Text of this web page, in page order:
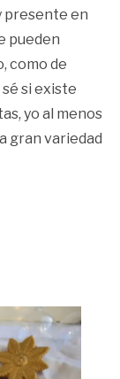
presente en
pueden
como de
si existe
yo al menos
gran variedad